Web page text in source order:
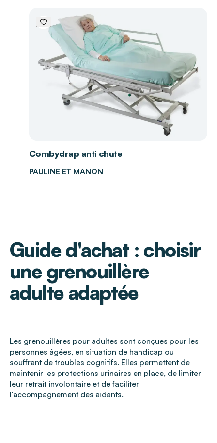
Combydrap anti chute
PAULINE ET MANON
Guide d'achat : choisir
une grenouillère
adulte adaptée
Les grenouillères pour adultes sont conçues pour les
personnes âgées, en situation de handicap ou
souffrant de troubles cognitifs. Elles permettent de
maintenir les protections urinaires en place, de limiter
leur retrait involontaire et de faciliter
l'accompagnement des aidants.